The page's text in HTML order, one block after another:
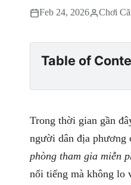
Feb 24, 2026 Chơi
Table of
Trong thời gian gần
người dân địa phương
phòng tham gia miễn
nổi tiếng mà không lo